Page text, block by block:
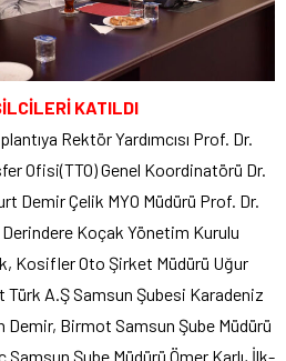
KATILDI
Rektör Yardımcısı Prof. Dr.
Ofisi(TTO) Genel Koordinatörü Dr.
Demir Çelik MYO Müdürü Prof. Dr.
Derindere Koçak Yönetim Kurulu
Kosifler Oto Şirket Müdürü Uğur
A.Ş Samsun Şubesi Karadeniz
Demir, Birmot Samsun Şube Müdürü
Şube Müdürü Ömer Karlı, İlk-